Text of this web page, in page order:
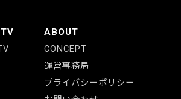
ABOUT
CONCEPT
運営事務局
プライバシーポリシー